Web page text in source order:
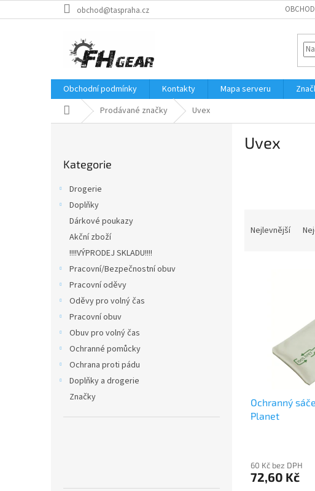
na
obchod@taspraha.cz
Obchodní podmínky Kontakty Mapa serveru
Domů Prodávané značky Uvex
kategorie
Kategorie
Drogerie
Doplňky
Dárkové poukazy
Akční zboží
!!!!VÝPRODEJ SKLADU!!!!
Pracovní/Bezpečnostní obuv
Pracovní oděvy
Oděvy pro volný čas
Pracovní obuv
Obuv pro volný čas
Ochranné pomůcky
Ochrana proti pádu
Doplňky a drogerie
Značky
Uvex
Nejlevnější
Ochranný
Planet
60 Kč bez DPH
72,60 Kč